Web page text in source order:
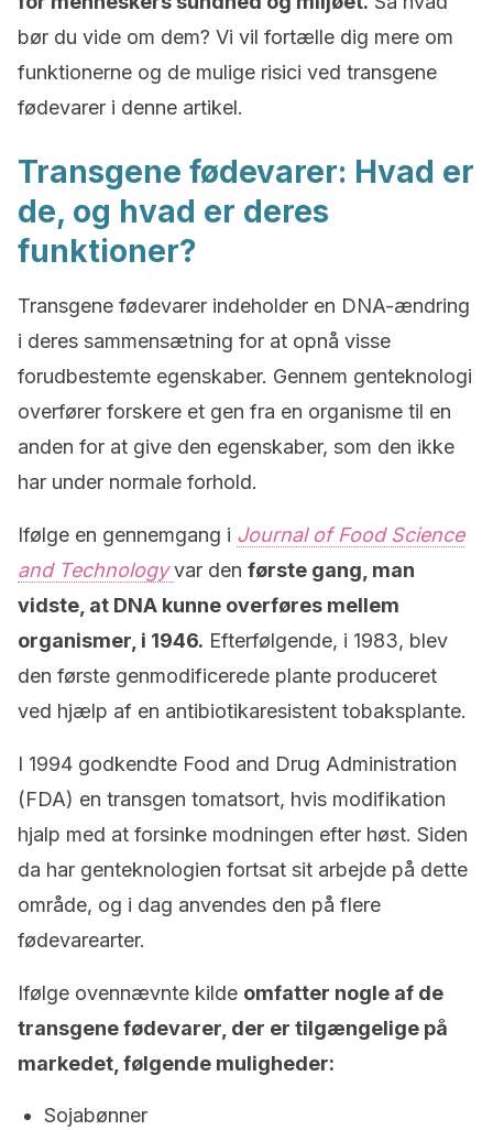
bør du vide om dem? Vi vil fortælle dig mere om
funktionerne og de mulige risici ved transgene
fødevarer i denne artikel.
Transgene fødevarer: Hvad er
de, og hvad er deres
funktioner?
Transgene fødevarer indeholder en DNA-ændring
i deres sammensætning for at opnå visse
forudbestemte egenskaber. Gennem genteknologi
overfører forskere et gen fra en organisme til en
anden for at give den egenskaber, som den ikke
har under normale forhold.
Ifølge en gennemgang i Journal of Food Science
and Technologyvar den første gang, man
vidste, at DNA kunne overføres mellem
organismer, i 1946. Efterfølgende, i 1983, blev
den første genmodificerede plante produceret
ved hjælp af en antibiotikaresistent tobaksplante.
I 1994 godkendte Food and Drug Administration
(FDA) en transgen tomatsort, hvis modifikation
hjalp med at forsinke modningen efter høst. Siden
da har genteknologien fortsat sit arbejde på dette
område, og i dag anvendes den på flere
fødevarearter.
Ifølge ovennævnte kilde omfatter nogle af de
transgene fødevarer, der er tilgængelige på
markedet, følgende muligheder:
Sojabønner